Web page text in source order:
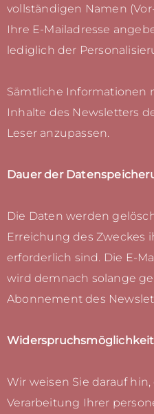
vollständigen Namen
Ihre E-Mailadresse
lediglich der
Sämtliche Informationen
Inhalte des Newsletters
Leser anzupassen.
Dauer der
Die Daten werden
Erreichung des Zweckes
erforderlich sind. Die E-
wird demnach solange
Abonnement des
Widerspruchsmöglichkeit
Wir weisen Sie darauf
Verarbeitung Ihrer